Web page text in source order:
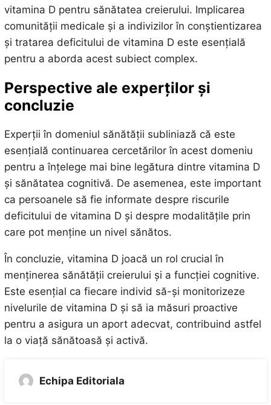
vitamina D pentru sănătatea creierului. Implicarea
comunității medicale și a indivizilor în conștientizarea
și tratarea deficitului de vitamina D este esențială
pentru a aborda acest subiect complex.
Perspective ale experților și
concluzie
Experții în domeniul sănătății subliniază că este
esențială continuarea cercetărilor în acest domeniu
pentru a înțelege mai bine legătura dintre vitamina D
și sănătatea cognitivă. De asemenea, este important
ca persoanele să fie informate despre riscurile
deficitului de vitamina D și despre modalitățile prin
care pot menține un nivel sănătos.
În concluzie, vitamina D joacă un rol crucial în
menținerea sănătății creierului și a funcției cognitive.
Este esențial ca fiecare individ să-și monitorizeze
nivelurile de vitamina D și să ia măsuri proactive
pentru a asigura un aport adecvat, contribuind astfel
la o viață sănătoasă și activă.
Echipa Editoriala